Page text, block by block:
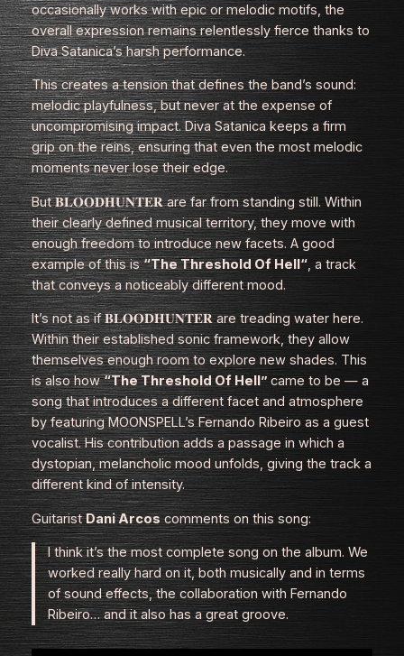
occasionally works with epic or melodic motifs, the
overall expression remains relentlessly fierce thanks to
Diva Satanica’s harsh performance.
This creates a tension that defines the band’s sound:
melodic playfulness, but never at the expense of
uncompromising impact. Diva Satanica keeps a firm
grip on the reins, ensuring that even the most melodic
moments never lose their edge.
But 𝐁𝐋𝐎𝐎𝐃𝐇𝐔𝐍𝐓𝐄𝐑 are far from standing still. Within
their clearly defined musical territory, they move with
enough freedom to introduce new facets. A good
example of this is“The Threshold Of Hell“, a track
that conveys a noticeably different mood.
It’s not as if 𝐁𝐋𝐎𝐎𝐃𝐇𝐔𝐍𝐓𝐄𝐑 are treading water here.
Within their established sonic framework, they allow
themselves enough room to explore new shades. This
is also how“The Threshold Of Hell” came to be — a
song that introduces a different facet and atmosphere
by featuring MOONSPELL’s Fernando Ribeiro as a guest
vocalist. His contribution adds a passage in which a
dystopian, melancholic mood unfolds, giving the track a
different kind of intensity.
GuitaristDani Arcoscomments on this song:
I think it’s the most complete song on the album. We
worked really hard on it, both musically and in terms
of sound effects, the collaboration with Fernando
Ribeiro… and it also has a great groove.